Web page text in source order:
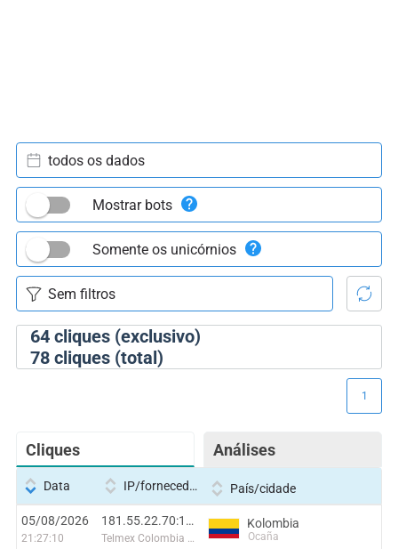
64cliques (exclusivo)
78cliques (total)
todos os dados
Mostrar bots
Somente os unicórnios
Cliques Análises
1
Data IP/fornecedor País/cidade
05/08/2026
21:27:10
181.55.22.70:1401
Telmex Colombia S.A.
Kolombia
Ocaña